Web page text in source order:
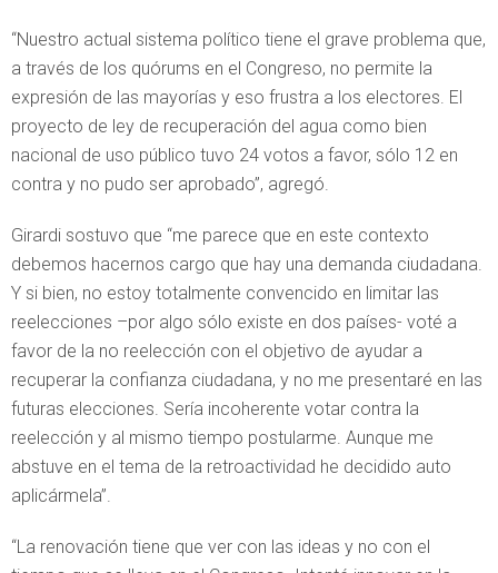
“Nuestro actual sistema político tiene el grave problema que,
a través de los quórums en el Congreso, no permite la
expresión de las mayorías y eso frustra a los electores. El
proyecto de ley de recuperación del agua como bien
nacional de uso público tuvo 24 votos a favor, sólo 12 en
contra y no pudo ser aprobado”, agregó.
Girardi sostuvo que “me parece que en este contexto
debemos hacernos cargo que hay una demanda ciudadana.
Y si bien, no estoy totalmente convencido en limitar las
reelecciones –por algo sólo existe en dos países- voté a
favor de la no reelección con el objetivo de ayudar a
recuperar la confianza ciudadana, y no me presentaré en las
futuras elecciones. Sería incoherente votar contra la
reelección y al mismo tiempo postularme. Aunque me
abstuve en el tema de la retroactividad he decidido auto
aplicármela”.
“La renovación tiene que ver con las ideas y no con el